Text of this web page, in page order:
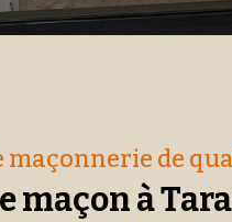
maçonnerie de
maçon à